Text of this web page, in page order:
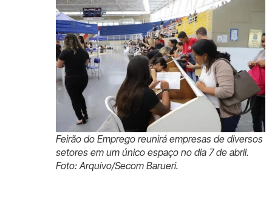
Feirão do Emprego reunirá empresas de diversos
setores em um único espaço no dia 7 de abril.
Foto: Arquivo/Secom Barueri.